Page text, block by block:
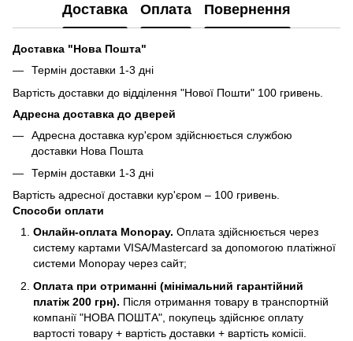
Доставка Оплата Повернення
Доставка "Нова Пошта"
Термін доставки 1-3 дні
Вартість доставки до відділення "Нової Пошти" 100 гривень.
Адресна доставка до дверей
Адресна доставка кур'єром здійснюється службою
доставки Нова Пошта
Термін доставки 1-3 дні
Вартість адресної доставки кур'єром – 100 гривень.
Способи оплати
Онлайн-оплата Monopay. Оплата здійснюється через
систему картами VISA/Mastercard за допомогою платіжної
системи Monopay через сайт;
Оплата при отриманні (мiнiмальний гарантiйний
платiж 200 грн). Після отримання товару в транспортній
компанії "НОВА ПОШТА", покупець здійснює оплату
вартості товару + вартість доставки + вартість комicii.